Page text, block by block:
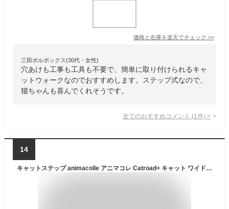
価格と在庫を楽天でチェック >>
三田ボルボックス(30代・女性)
穴あけも工事も工具も不要で、簡単に取り付けられるキャ
ットウォークなのでおすすめします。ステップ式なので、
猫ちゃんも喜んでくれそうです。
全てのおすすめコメント (1 件) >
14
キャットステップ animacolle アニマコレ Catroad+ キャット ワイドステップ 3点セット cp259 【ラッピング対応】 【メッセージカード対応】 猫 賃貸 キャットステップ キャットウォーク 壁 DIY セット キャットタワー 透明 クリア